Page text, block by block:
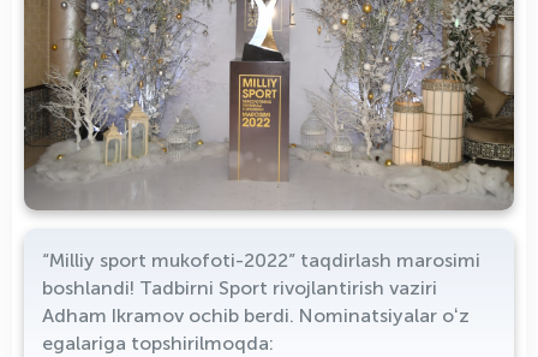
“Milliy sport mukofoti-2022” taqdirlash marosimi
boshlandi! Tadbirni Sport rivojlantirish vaziri
Adham Ikramov ochib berdi. Nominatsiyalar oʻz
egalariga topshirilmoqda: